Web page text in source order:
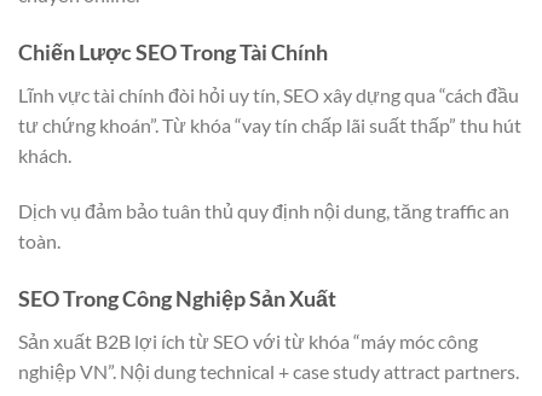
Chiến Lược SEO Trong Tài Chính
Lĩnh vực tài chính đòi hỏi uy tín, SEO xây dựng qua “cách đầu
tư chứng khoán”. Từ khóa “vay tín chấp lãi suất thấp” thu hút
khách.
Dịch vụ đảm bảo tuân thủ quy định nội dung, tăng traffic an
toàn.
SEO Trong Công Nghiệp Sản Xuất
Sản xuất B2B lợi ích từ SEO với từ khóa “máy móc công
nghiệp VN”. Nội dung technical + case study attract partners.